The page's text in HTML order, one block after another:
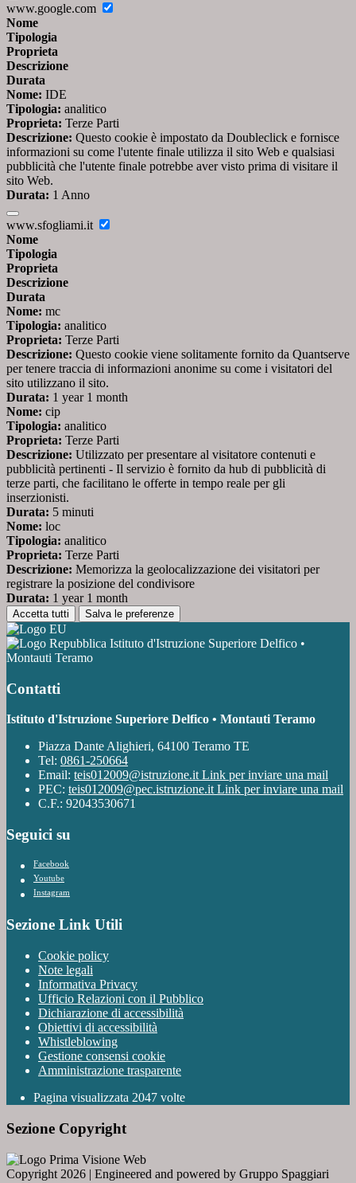
www.google.com
Nome
Tipologia
Proprieta
Descrizione
Durata
Nome: IDE
Tipologia: analitico
Proprieta: Terze Parti
Descrizione: Questo cookie è impostato da Doubleclick e fornisce
informazioni su come l'utente finale utilizza il sito Web e qualsiasi
pubblicità che l'utente finale potrebbe aver visto prima di visitare il
sito Web.
Durata: 1 Anno
www.sfogliami.it
Nome
Tipologia
Proprieta
Descrizione
Durata
Nome: mc
Tipologia: analitico
Proprieta: Terze Parti
Descrizione: Questo cookie viene solitamente fornito da Quantserve
per tenere traccia di informazioni anonime su come i visitatori del
sito utilizzano il sito.
Durata: 1 year 1 month
Nome: cip
Tipologia: analitico
Proprieta: Terze Parti
Descrizione: Utilizzato per presentare al visitatore contenuti e
pubblicità pertinenti - Il servizio è fornito da hub di pubblicità di
terze parti, che facilitano le offerte in tempo reale per gli
inserzionisti.
Durata: 5 minuti
Nome: loc
Tipologia: analitico
Proprieta: Terze Parti
Descrizione: Memorizza la geolocalizzazione dei visitatori per
registrare la posizione del condivisore
Durata: 1 year 1 month
Accetta tutti Salva le preferenze
Istituto d'Istruzione Superiore Delfico •
Montauti Teramo
Contatti
Istituto d'Istruzione Superiore Delfico • Montauti Teramo
Piazza Dante Alighieri, 64100 Teramo TE
Tel: 0861-250664
Email: teis012009@istruzione.it Link per inviare una mail
PEC: teis012009@pec.istruzione.it Link per inviare una mail
C.F.: 92043530671
Seguici su
Facebook
Youtube
Instagram
Sezione Link Utili
Cookie policy
Note legali
Informativa Privacy
Ufficio Relazioni con il Pubblico
Dichiarazione di accessibilità
Obiettivi di accessibilità
Whistleblowing
Gestione consensi cookie
Amministrazione trasparente
Pagina visualizzata 2047 volte
Sezione Copyright
Copyright 2026 | Engineered and powered by Gruppo Spaggiari